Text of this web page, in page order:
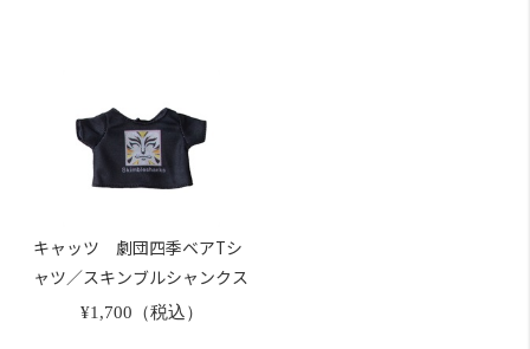
キャッツ 劇団四季ベアTシ
ャツ／スキンブルシャンクス
¥1,700（税込）